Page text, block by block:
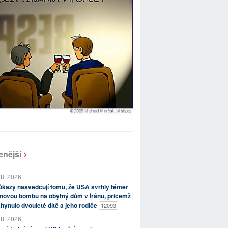
2026
nasvědčují tomu, že USA svrhly téměř
bombu na obytný dům v Íránu, přičemž
dvouleté dítě a jeho rodiče 12093
2026